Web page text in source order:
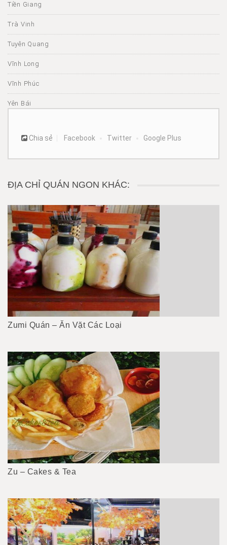
Tiền Giang
Trà Vinh
Tuyên Quang
Vĩnh Long
Vĩnh Phúc
Yên Bái
Chia sẻ Facebook Twitter Google Plus
ĐỊA CHỈ QUÁN NGON KHÁC:
Zumi Quán – Ăn Vặt Các Loại
Zu – Cakes & Tea